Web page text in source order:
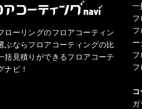
ローリングのフロアコーティン
ぶならフロアコーティングの比
括見積りができるフロアコーテ
ナビ！
一
フ
フ
ー
フ
フ